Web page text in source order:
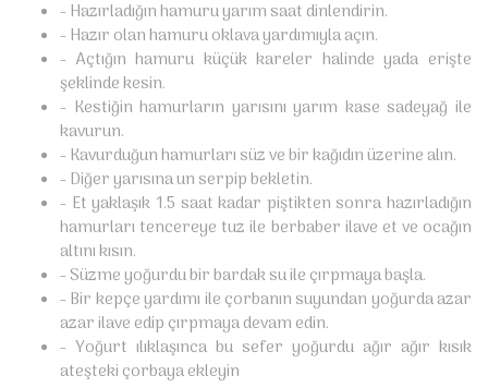
- Hazırladığın hamuru yarım saat dinlendirin.
- Hazır olan hamuru oklava yardımıyla açın.
- Açtığın hamuru küçük kareler halinde yada erişte
şeklinde kesin.
- Kestiğin hamurların yarısını yarım kase sadeyağ ile
kavurun.
- Kavurduğun hamurları süz ve bir kağıdın üzerine alın.
- Diğer yarısına un serpip bekletin.
- Et yaklaşık 1.5 saat kadar piştikten sonra hazırladığın
hamurları tencereye tuz ile berbaber ilave et ve ocağın
altını kısın.
- Süzme yoğurdu bir bardak su ile çırpmaya başla.
- Bir kepçe yardımı ile çorbanın suyundan yoğurda azar
azar ilave edip çırpmaya devam edin.
- Yoğurt ılıklaşınca bu sefer yoğurdu ağır ağır kısık
ateşteki çorbaya ekleyin